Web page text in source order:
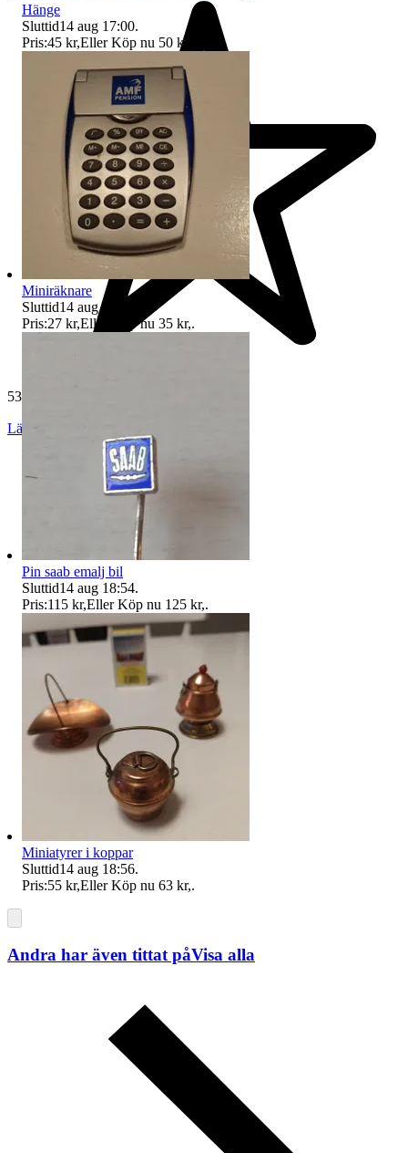
535 omdömen
Läs omdömen
Hänge
Sluttid14 aug 17:00.
Pris:45 kr,Eller Köp nu 50 kr
Miniräknare
Sluttid14 aug 17:00
Pris:27 kr,Eller Köp nu 35 kr,.
Pin saab emalj bil
Sluttid14 aug 18:54.
Pris:115 kr,Eller Köp nu 125 kr,.
Miniatyrer i koppar
Sluttid14 aug 18:56.
Pris:55 kr,Eller Köp nu 63 kr,.
Andra har även tittat påVisa alla